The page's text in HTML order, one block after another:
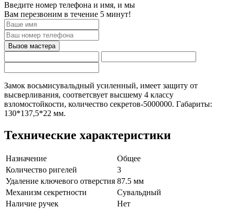
Введите номер телефона и имя, и мы
Вам перезвоним в течение 5 минут!
Замок восьмисувальдный усиленный, имеет защиту от
высверливания, соответсвует высшему 4 классу
взломостойкости, количество секретов-5000000. Габариты:
130*137,5*22 мм.
Технические характеристики
Назначение
Общее
Количество ригелей
3
Удаление ключевого отверстия 87.5 мм
Механизм секретности
Сувальдный
Наличие ручек
Нет